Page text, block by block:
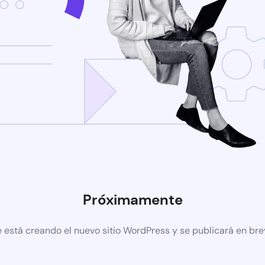
Próximamente
está creando el nuevo sitio WordPress y se publicará en